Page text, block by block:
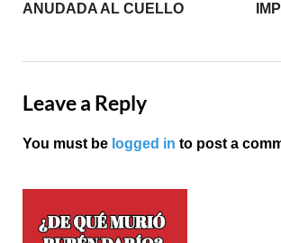
ANUDADA AL CUELLO
Leave a Reply
You must be logged in to post a